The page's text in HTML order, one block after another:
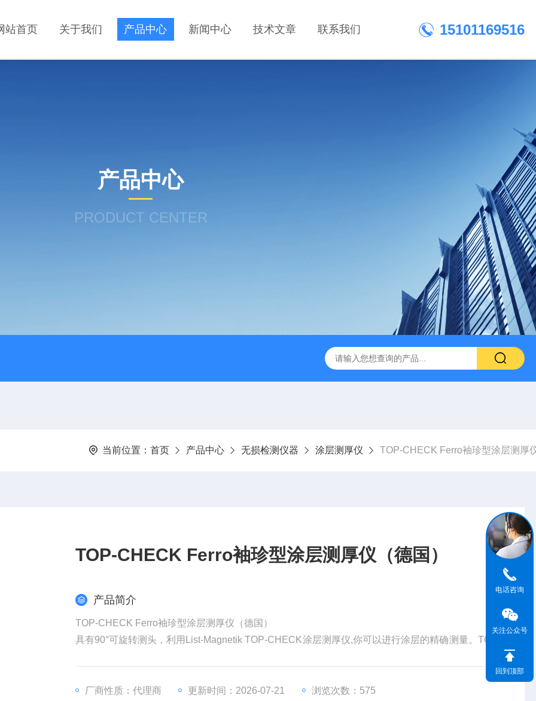
站首页 关于我们 产品中心 新闻中心 技术文章 联系我们 15101169516
产品中心
PRODUCT CENTER
当前位置： 首页 产品中心 无损检测仪器 涂层测厚仪 TOP-CHECK Ferro袖珍型涂层测厚
TOP-CHECK Ferro袖珍型涂层测厚仪（德国）
产品简介
TOP-CHECK Ferro袖珍型涂层测厚仪（德国）
具有90°可旋转测头，利用List-Magnetik TOP-CHECK涂层测厚仪,你可以进行涂层的精确测量。TOP-
壁的涂层厚度测量。TOP-CHECK涂层测厚仪适合于现场恶劣的环境，如水溅环境。仪器为全不锈钢
金属外壳，防护等级为IP64。
厂商性质：代理商 更新时间：2026-07-21 浏览次数：575
电话咨询
关注公众号
回到顶部